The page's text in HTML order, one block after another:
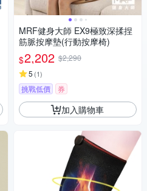
MRF健身大師 EX9極致深揉捏
筋脈按摩墊(行動按摩椅)
$2,202 $2,290
5 (1)
挑戰低價 券
加入購物車